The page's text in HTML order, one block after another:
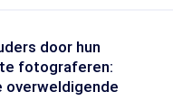
door hun
fotograferen:
overweldigende